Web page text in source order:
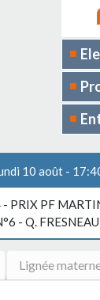
10 août -
- PRIX PF
- Q.
Lignée